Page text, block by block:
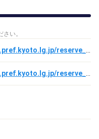
い。